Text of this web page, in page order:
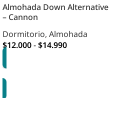
Almohada Down Alternative
– Cannon
Dormitorio, Almohada
$12.000-$14.990